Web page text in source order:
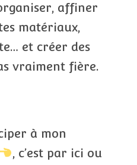
affiner
matériaux,
et créer des
vraiment fière.
à mon
, c’est par ici ou